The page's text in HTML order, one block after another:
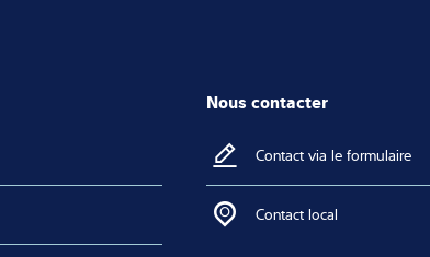
Nous contacter
Contact via le formulaire
Contact local